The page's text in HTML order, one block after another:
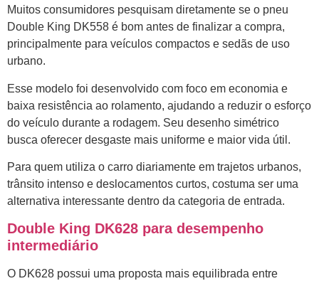
Muitos consumidores pesquisam diretamente se o pneu
Double King DK558 é bom antes de finalizar a compra,
principalmente para veículos compactos e sedãs de uso
urbano.
Esse modelo foi desenvolvido com foco em economia e
baixa resistência ao rolamento, ajudando a reduzir o esforço
do veículo durante a rodagem. Seu desenho simétrico
busca oferecer desgaste mais uniforme e maior vida útil.
Para quem utiliza o carro diariamente em trajetos urbanos,
trânsito intenso e deslocamentos curtos, costuma ser uma
alternativa interessante dentro da categoria de entrada.
Double King DK628 para desempenho
intermediário
O DK628 possui uma proposta mais equilibrada entre